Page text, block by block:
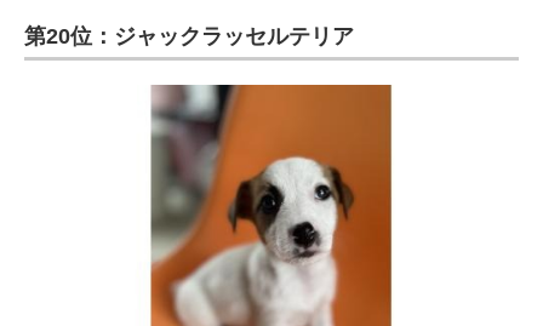
第20位：ジャックラッセルテリア